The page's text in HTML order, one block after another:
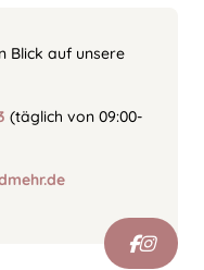
Blick auf unsere
(täglich von 09:00-